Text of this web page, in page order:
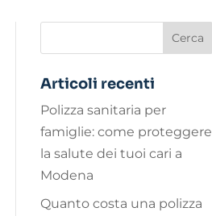
Articoli recenti
Polizza sanitaria per
famiglie: come proteggere
la salute dei tuoi cari a
Modena
Quanto costa una polizza